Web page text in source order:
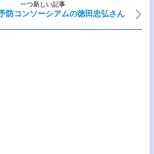
一つ新しい記事
防コンソーシアムの徳田忠弘さん